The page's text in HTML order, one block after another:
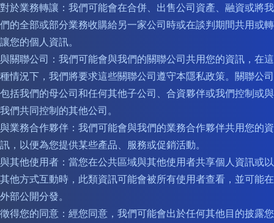
對於業務轉讓：我們可能會在合併、出售公司資產、融資或將我
們的全部或部分業務收購給另一家公司時或在談判期間共用或轉
讓您的個人資訊。
與關聯公司：我們可能會與我們的關聯公司共用您的資訊，在這
種情況下，我們將要求這些關聯公司遵守本隱私政策。關聯公司
包括我們的母公司和任何其他子公司、合資夥伴或我們控制或與
我們共同控制的其他公司。
與業務合作夥伴：我們可能會與我們的業務合作夥伴共用您的資
訊，以便為您提供某些產品、服務或促銷活動。
與其他使用者：當您在公共區域與其他使用者共享個人資訊或以
其他方式互動時，此類資訊可能會被所有使用者查看，並可能在
外部公開分發。
徵得您的同意：經您同意，我們可能會出於任何其他目的披露您